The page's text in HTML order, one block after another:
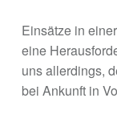
Einsätze in
eine
uns allerdings,
bei Ankunft in